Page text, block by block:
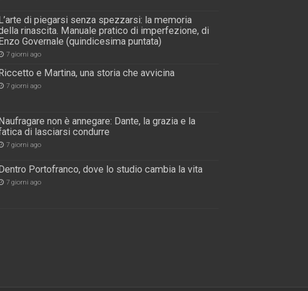
di piegarsi senza spezzarsi: la memoria
rinascita. Manuale pratico di imperfezione, di
Governale (quindicesima puntata)
7 giorni ago
e Martina, una storia che avvicina
7 giorni ago
non è annegare: Dante, la grazia e la
di lasciarsi condurre
7 giorni ago
Portofranco, dove lo studio cambia la vita
7 giorni ago